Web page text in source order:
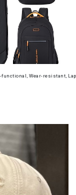
Wear-resistant,